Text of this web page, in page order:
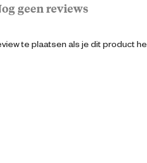
geen reviews
te plaatsen als je dit product